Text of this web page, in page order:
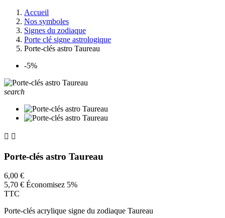
Accueil
Nos symboles
Signes du zodiaque
Porte clé signe astrologique
Porte-clés astro Taureau
-5%
search
 
Porte-clés astro Taureau
6,00 €
5,70 € Économisez 5%
TTC
Porte-clés acrylique signe du zodiaque Taureau